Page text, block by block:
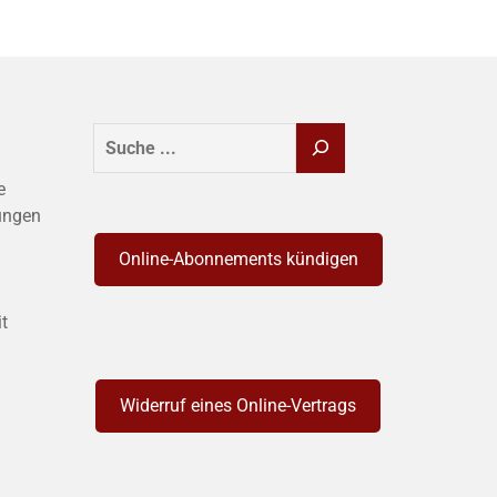
SUCHEN
Online-Abonnements kündigen
Widerruf eines Online-Vertrags